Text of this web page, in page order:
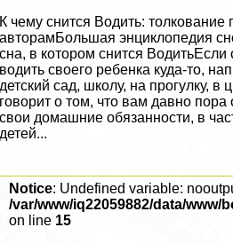
К чему снится Водить: толкование
авторамБольшая энциклопедия
сна, в котором снится ВодитьЕсли
водить своего ребенка куда-то,
детский сад, школу, на прогулку, в
говорит о том, что вам давно
свои домашние обязанности, в
детей...
Notice: Undefined variable:
/var/www/iq22059882/data/
on line 15